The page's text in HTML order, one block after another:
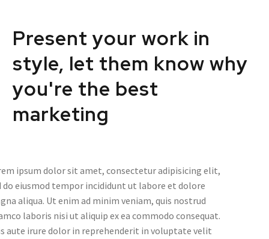
Present your work in
style, let them know why
you're the best
marketing
ipsum dolor sit amet, consectetur adipisicing elit,
do eiusmod tempor incididunt ut labore et dolore
aliqua. Ut enim ad minim veniam, quis nostrud
laboris nisi ut aliquip ex ea commodo consequat.
aute irure dolor in reprehenderit in voluptate velit